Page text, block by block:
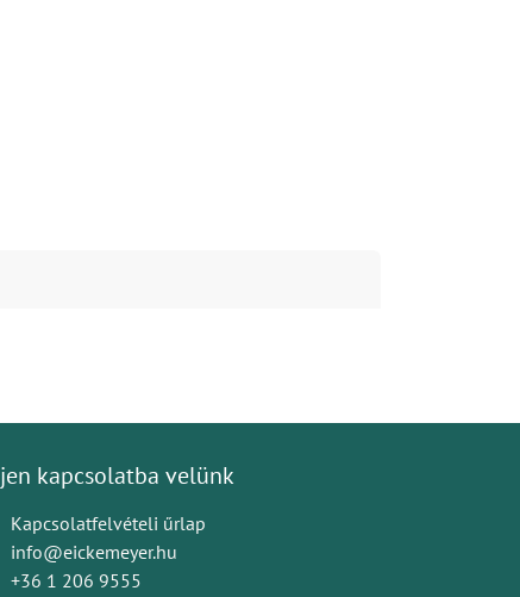
kapcsolatba velünk
Kapcsolatfelvételi űrlap
info@eickemeyer.hu
+36 1 206 9555